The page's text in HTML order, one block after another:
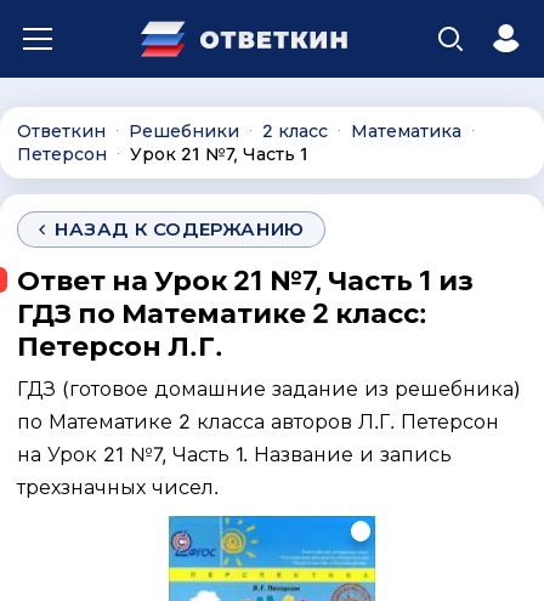
Ответкин ∙ Решебники ∙ 2 класс ∙ Математика ∙
Петерсон ∙ Урок 21 №7, Часть 1
НАЗАД К СОДЕРЖАНИЮ
Ответ на Урок 21 №7, Часть 1 из
ГДЗ по Математике 2 класс:
Петерсон Л.Г.
ГДЗ (готовое домашние задание из решебника)
по Математике 2 класса авторов Л.Г. Петерсон
на Урок 21 №7, Часть 1. Название и запись
трехзначных чисел.